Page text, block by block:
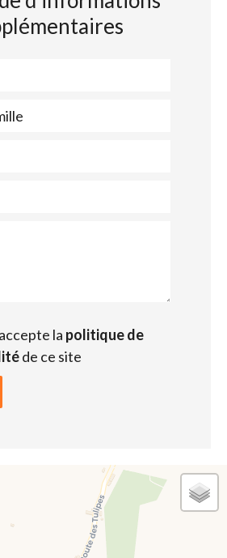
la politique de
de ce site